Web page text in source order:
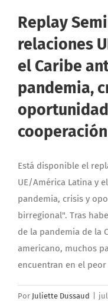
Replay
relaciones
el Caribe
pandemia,
Está disponible el
UE/América Latina y
pandemia, crisis y
birregional". Tras
de la pandemia de la
americano, muchos
encuentran en el
Por Juliette Dussaud